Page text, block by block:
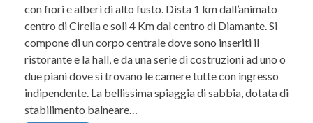
con fiori e alberi di alto fusto. Dista 1 km dall’animato
centro di Cirella e soli 4 Km dal centro di Diamante. Si
compone di un corpo centrale dove sono inseriti il
ristorante e la hall, e da una serie di costruzioni ad uno o
due piani dove si trovano le camere tutte con ingresso
indipendente. La bellissima spiaggia di sabbia, dotata di
stabilimento balneare…